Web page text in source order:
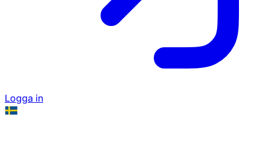
Logga in